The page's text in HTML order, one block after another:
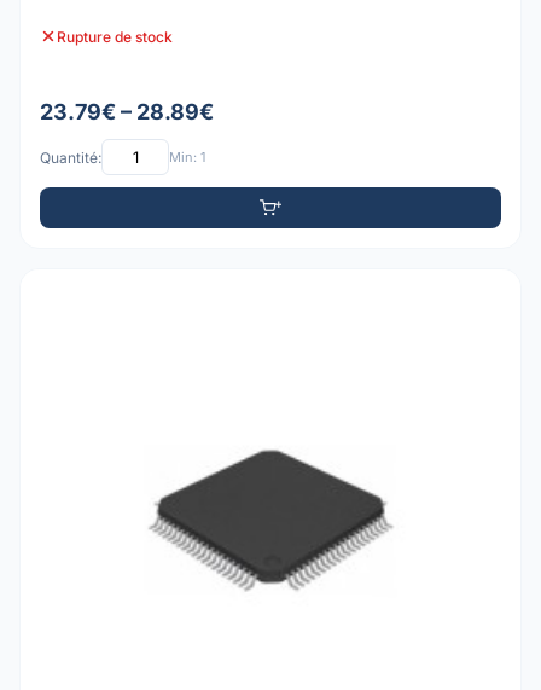
Rupture de stock
23.79€ – 28.89€
Quantité: Min: 1